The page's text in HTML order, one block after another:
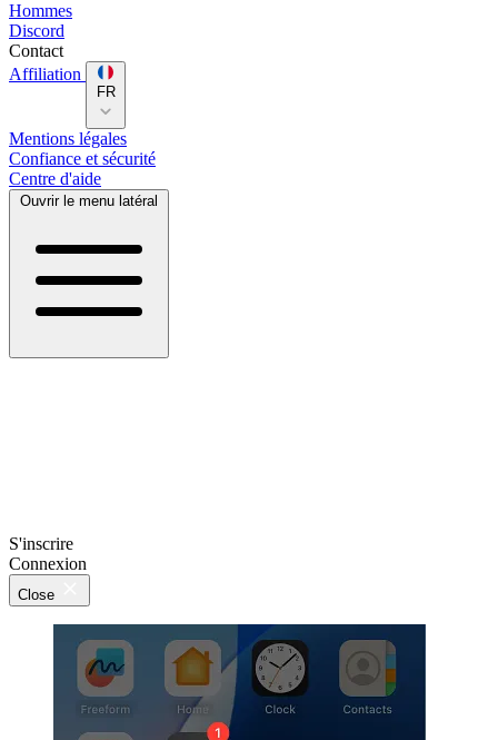
Hommes
Discord
Contact
Affiliation
FR
Mentions légales
Confiance et sécurité
Centre d'aide
Ouvrir le menu latéral
S'inscrire
Connexion
Close